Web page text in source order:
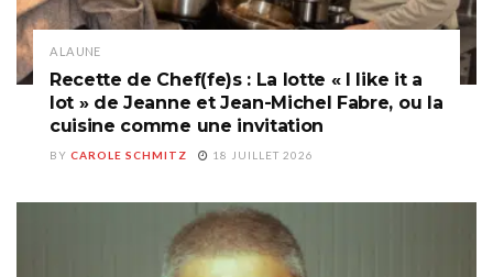
A LA UNE
Recette de Chef(fe)s : La lotte « I like it a
lot » de Jeanne et Jean-Michel Fabre, ou la
cuisine comme une invitation
BY CAROLE SCHMITZ 18 JUILLET 2026